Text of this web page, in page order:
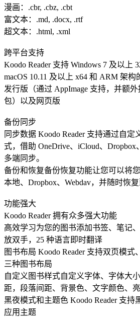
漫画：.cbr, .cbz, .cbt
富文本：.md, .docx, .rtf
超文本：.html, .xml
跨平台支持
Koodo Reader 支持 Windows 7 及以上
macOS 10.11 及以上 x64 和 ARM 架
发行版（通过 AppImage 支持，并额外
包）以及网页版
备份同步
同步数据 Koodo Reader 支持通过自
式，借助 OneDrive、iCloud、
多端同步。
备份和恢复备份恢复功能让您可以将
本地、Dropbox、Webdav，并随时恢复
功能强大
Koodo Reader 拥有众多强大功能
高效学习为您的图书添加书签、笔记
放双手，25 种语言即时翻译
图书布局 Koodo Reader 支持双页模
三种图书布局
自定义图书样式自定义字体、字体大
距，段落间距、背景色、文字颜色、
黑夜模式和主题色 Koodo Reader 支持
应用主题